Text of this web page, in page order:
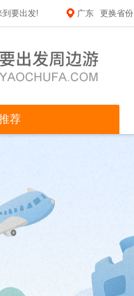
到要出发! 广东 更换省份
荐